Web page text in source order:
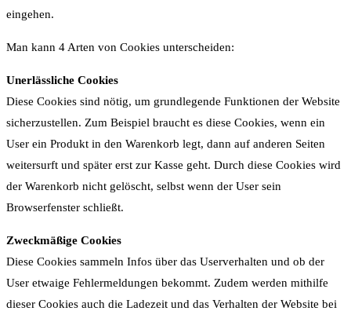
eingehen.
Man kann 4 Arten von Cookies unterscheiden:
Unerlässliche Cookies
Diese Cookies sind nötig, um grundlegende Funktionen der Website
sicherzustellen. Zum Beispiel braucht es diese Cookies, wenn ein
User ein Produkt in den Warenkorb legt, dann auf anderen Seiten
weitersurft und später erst zur Kasse geht. Durch diese Cookies wird
der Warenkorb nicht gelöscht, selbst wenn der User sein
Browserfenster schließt.
Zweckmäßige Cookies
Diese Cookies sammeln Infos über das Userverhalten und ob der
User etwaige Fehlermeldungen bekommt. Zudem werden mithilfe
dieser Cookies auch die Ladezeit und das Verhalten der Website bei